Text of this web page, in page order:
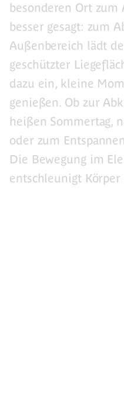
besonderen Ort zum
besser gesagt: zum
Außenbereich lädt
geschützter
dazu ein, kleine
genießen. Ob zur
heißen Sommertag,
oder zum
Die Bewegung im
entschleunigt Körper